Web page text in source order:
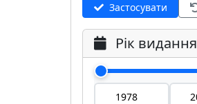
Застосувати
Рік видання